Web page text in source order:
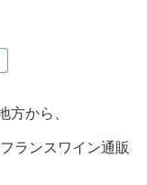
方から、
ランスワイン通販